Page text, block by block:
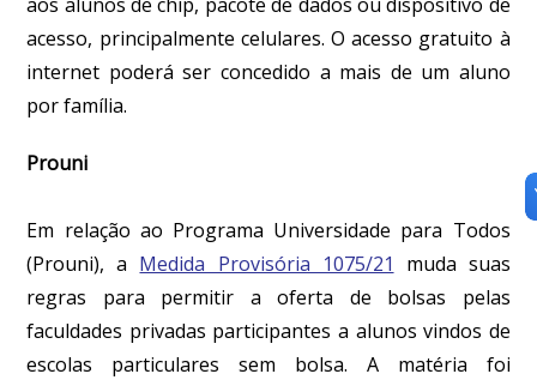
acesso, principalmente celulares. O acesso gratuito à
internet poderá ser concedido a mais de um aluno
por família.
Prouni
Em relação ao Programa Universidade para Todos
(Prouni), a Medida Provisória 1075/21
muda suas
regras para permitir a oferta de bolsas pelas
faculdades privadas participantes a alunos vindos de
escolas particulares sem bolsa. A matéria foi